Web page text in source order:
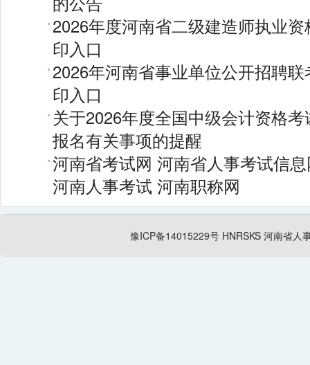
2026年度河南省二级建造师执业
印入口
2026年河南省事业单位公开招聘
印入口
关于2026年度全国中级会计资格
报名有关事项的提醒
河南省考试网 河南省人事考试信
河南人事考试 河南职称网
豫ICP备14015229号 HNRSKS 河南省人